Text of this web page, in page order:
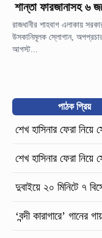
শান্তা ফারজানাসহ ৬
রাজধানীর শাহবাগ এলাকায়
উসকানিমূলক স্লোগান,
আগস্ট...
পাঠক প্রিয়
শেখ হাসিনার ফেরা নিয়ে
শেখ হাসিনার ফেরা নিয়ে
দুবাইয়ে ২০ মিনিটে ৭
‘বন্দী কারাগারে’ গানের